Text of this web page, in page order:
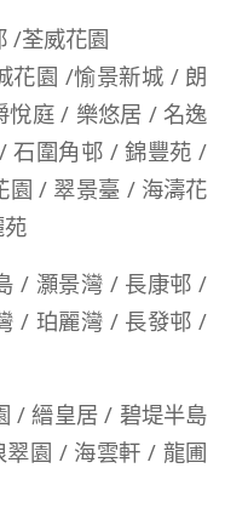
/荃威花園
花園 /愉景新城 / 朗
庭 / 樂悠居 / 名逸
石圍角邨 / 錦豐苑 /
園 / 翠景臺 / 海濤花
/ 灝景灣 / 長康邨 /
/ 珀麗灣 / 長發邨 /
/ 縉皇居 / 碧堤半島
園 / 海雲軒 / 龍圃